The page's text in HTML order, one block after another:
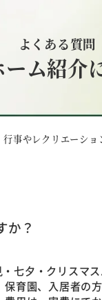
よくある質問
ム紹介
行事やレクリエーショ
か？
七夕・クリスマ
育園、入居者の